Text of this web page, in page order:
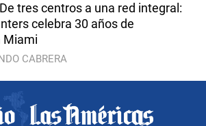
De tres centros a una red integral:
celebra 30 años de
Miami
CABRERA